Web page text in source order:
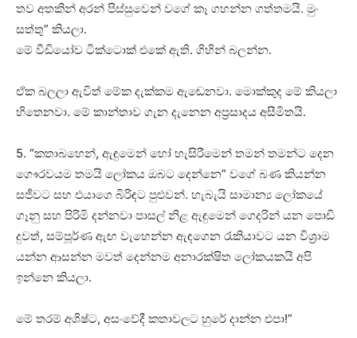
තව අතකින් අරන් පිස්සුවෙන් වගේ කෑ ගහන්න ගත්තමයි. මුං
සත්තු” කියලා.
මේ වීඩියෝව ටික්ටොක් එකේ ඇති. ගිහින් බලන්න.
ඒක බලලා ඇවිත් මේක දැක්කම ඇඬෙනවා. මොක්කුද මේ කියලා
හිතෙනවා. මේ කාන්තාව ගැන දැනෙන අප්‍රසාදය අසීමිතයි.
5. “කතාබහෙන්, ඇඳුමෙන් හෝ හැසිරීමෙන් තමන් තමන්ට දෙන
ගෞරවයම තමයි ලෝකය ඔබට දෙන්නෙ” වගේ බණ කියන්න
සජීවට සහ එයාගෙ බිරිඳට පුළුවන්. හැබැයි සාමාන්‍ය ලෝකයේ
ගෑනු සහ පිරිමි දන්නවා පාසල් නිළ ඇඳුමෙන් ගෙදරින් යන පොඩි
දුවත්, සම්පූර්ණ ඇඟ වැහෙන්න ඇඳගෙන රැකියාවට යන විශ්‍රාම
යන්න ආසන්න මවත් දෙන්නම අනාරක්ෂිත ලෝකයකයි අපි
ඉන්නෙ කියලා.
මේ තරම් අශිෂ්ට, අසංවේදී කතාවලට හුරේ දාන්න එපා!”